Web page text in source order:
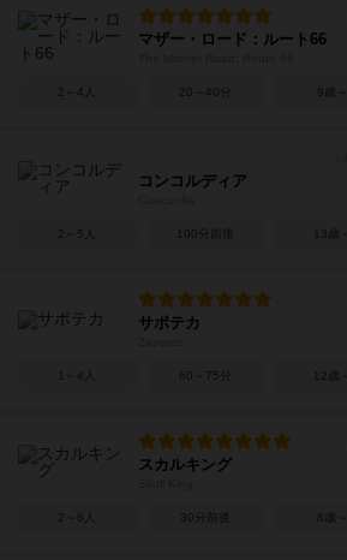
マザー・ロード：ルート66
2～4人 20～40分 9歳～
コンコルディア
2～5人 100分前後 13歳～
サポテカ
1～4人 60～75分 12歳～
スカルキング
2～6人 30分前後 8歳～